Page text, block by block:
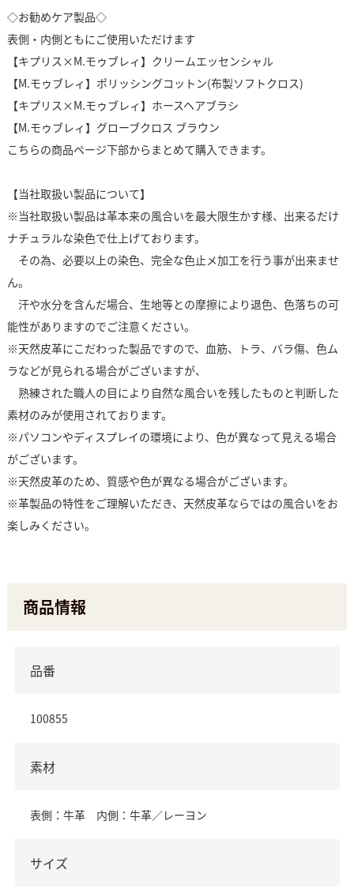
◇お勧めケア製品◇
表側・内側ともにご使用いただけます
【キプリス×M.モゥブレィ】クリームエッセンシャル
【M.モゥブレィ】ポリッシングコットン(布製ソフトクロス)
【キプリス×M.モゥブレィ】ホースヘアブラシ
【M.モゥブレィ】グローブクロス ブラウン
こちらの商品ページ下部からまとめて購入できます。
【当社取扱い製品について】
※当社取扱い製品は革本来の風合いを最大限生かす様、出来るだけ
ナチュラルな染色で仕上げております。
その為、必要以上の染色、完全な色止メ加工を行う事が出来ませ
ん。
汗や水分を含んだ場合、生地等との摩擦により退色、色落ちの可
能性がありますのでご注意ください。
※天然皮革にこだわった製品ですので、血筋、トラ、バラ傷、色ム
ラなどが見られる場合がございますが、
熟練された職人の目により自然な風合いを残したものと判断した
素材のみが使用されております。
※パソコンやディスプレイの環境により、色が異なって見える場合
がございます。
※天然皮革のため、質感や色が異なる場合がございます。
※革製品の特性をご理解いただき、天然皮革ならではの風合いをお
楽しみください。
商品情報
品番
100855
素材
表側：牛革 内側：牛革／レーヨン
サイズ